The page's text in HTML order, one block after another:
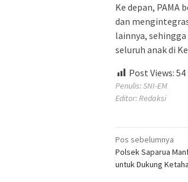
Ke depan,
dan
lainnya,
seluruh anak di
Post Views: 54
Penulis: SNI-EM
Editor: Redaksi
Navigasi
pos
Pos sebelumnya
Polsek Saparua
untuk Dukung